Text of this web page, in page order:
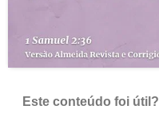
Este conteúdo foi útil?